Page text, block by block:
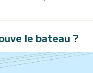
le bateau ?